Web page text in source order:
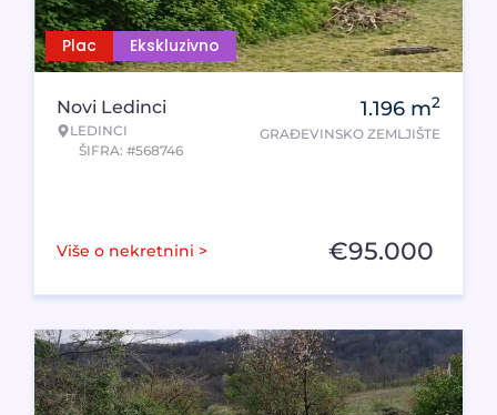
Plac Ekskluzivno
Novi Ledinci
LEDINCI
ŠIFRA: #568746
1.196 m2
GRAĐEVINSKO ZEMLJIŠTE
Više o nekretnini > €95.000